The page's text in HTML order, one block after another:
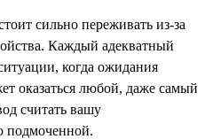
сильно переживать из-за
Каждый адекватный
когда ожидания
оказаться любой, даже самый
считать вашу
подмоченной.